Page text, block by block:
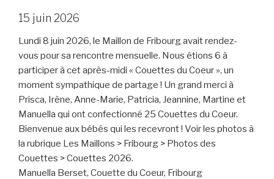
15 juin 2026
Lundi 8 juin 2026, le Maillon de Fribourg avait rendez-
vous pour sa rencontre mensuelle. Nous étions 6 à
participer à cet après-midi « Couettes du Coeur », un
moment sympathique de partage ! Un grand merci à
Prisca, Irène, Anne-Marie, Patricia, Jeannine, Martine et
Manuella qui ont confectionné 25 Couettes du Coeur.
Bienvenue aux bébés qui les recevront ! Voir les photos à
la rubrique Les Maillons > Fribourg > Photos des
Couettes > Couettes 2026.
Manuella Berset, Couette du Coeur, Fribourg